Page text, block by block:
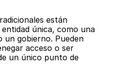
están
única, como una
un gobierno. Pueden
acceso o ser
un único punto de